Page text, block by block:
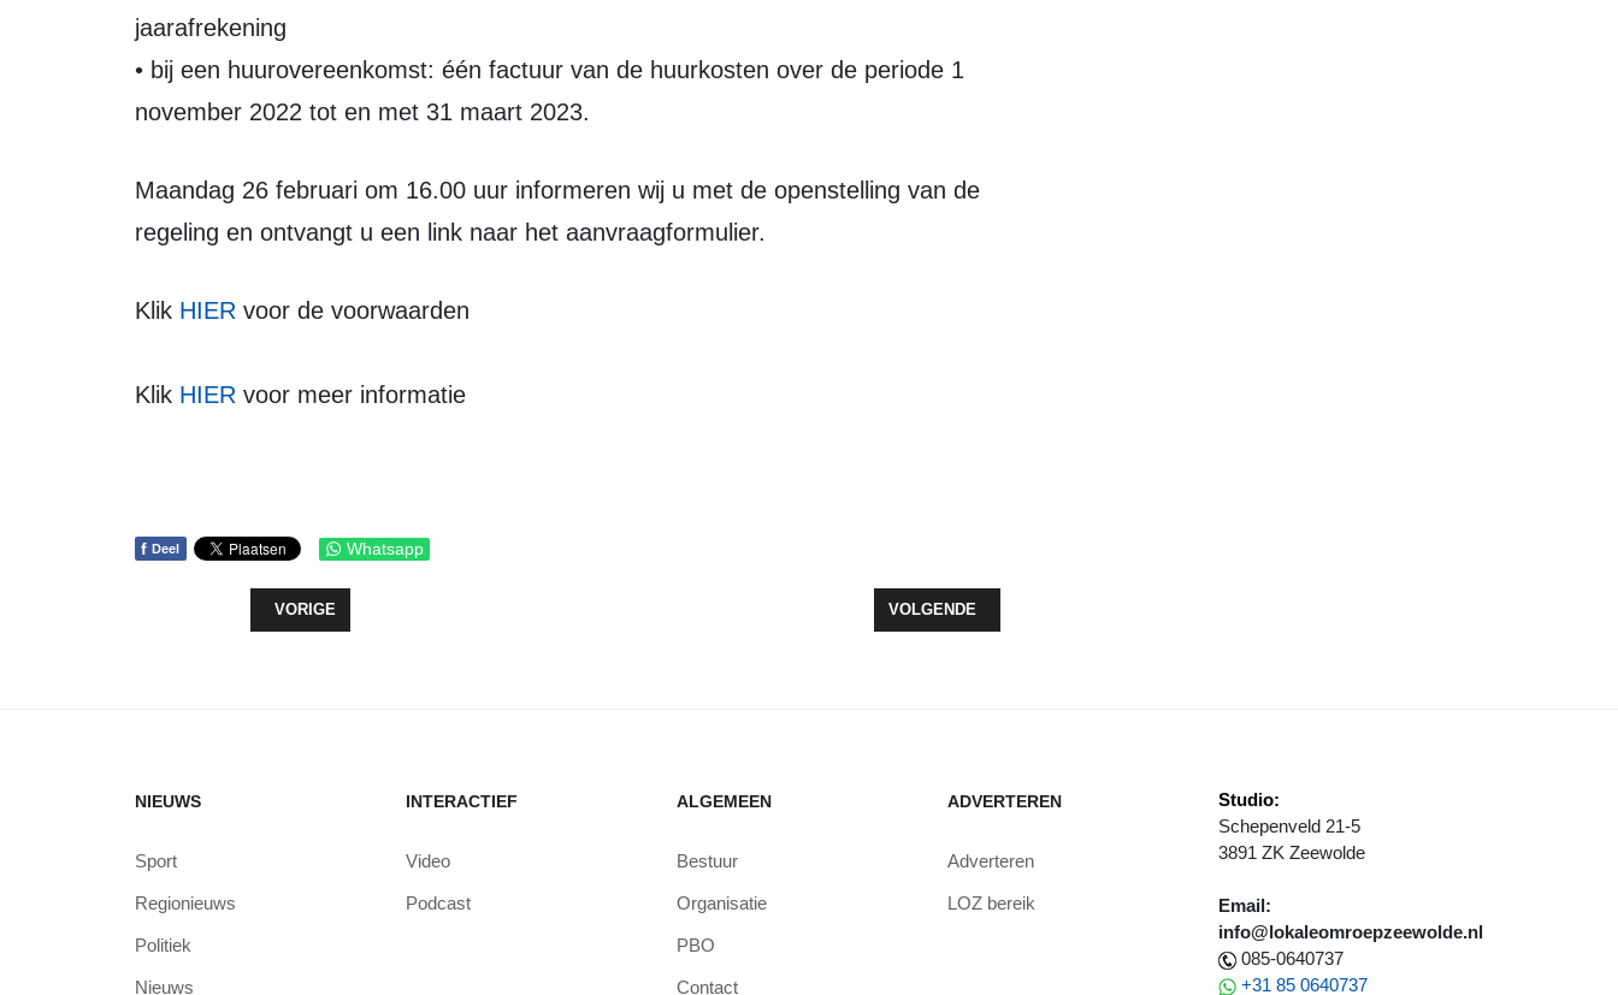
jaarafrekening
• bij een huurovereenkomst: één factuur van de huurkosten over de periode 1
november 2022 tot en met 31 maart 2023.
Maandag 26 februari om 16.00 uur informeren wij u met de openstelling van de
regeling en ontvangt u een link naar het aanvraagformulier.
Klik HIER voor de voorwaarden
Klik HIER voor meer informatie
f Deel Whatsapp
VORIG ARTIKEL: KAPITAALINJECTIE VOOR NATUURHERSTEL IN FLEVOLAND
VORIGE VOLGENDE ARTIKEL: LOIS DOET MEE MET HET WERELDKAMPIOENSCHAP IN TEXAS,
VOLGENDE
NIEUWS
Sport
Regionieuws
Politiek
Nieuws
INTERACTIEF
Video
Podcast
ALGEMEEN
Bestuur
Organisatie
PBO
Contact
ADVERTEREN
Adverteren
LOZ bereik
Studio:
Schepenveld 21-5
3891 ZK Zeewolde
Email:
info@lokaleomroepzeewolde.nl
085-0640737
+31 85 0640737